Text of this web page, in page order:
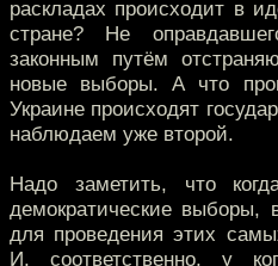
раскладах происходит в
стране? Не
законным путём
новые выборы. А что
Украине происходят
наблюдаем уже второй.
Надо заметить, что
демократические выборы,
для проведения этих
И, соответственно, у